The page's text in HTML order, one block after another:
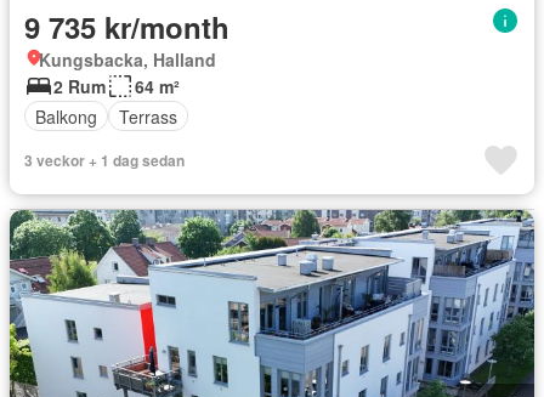
9 735 kr/month
Kungsbacka, Halland
2 Rum
64 m²
Balkong
Terrass
3 veckor + 1 dag sedan